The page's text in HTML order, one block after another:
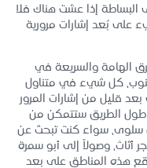
البساطة إذا عشت هناك فلا
على بُعد إشارات مرورية
الهامة والسريعة في
كل شيء في متناول
قليل من إشارات المرور
طول الطريق ستتمكن من
سلوى، سواء كنت تبحث عن
أثاث، وصولاً إلى أبو سمرة
هذه المناطق على بعد